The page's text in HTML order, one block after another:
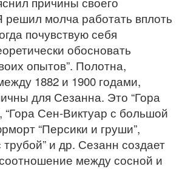
решил молча работать вплоть
почувствую себя
обосновать
опытов”. Полотна,
1882 и 1900 годами,
для Сезанна. Это “Гора
“Гора Сен-Виктуар с большой
“Персики и груши”,
и др. Сезанн создает
между сосной и